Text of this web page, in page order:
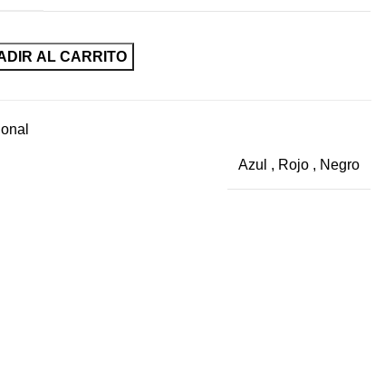
AL CARRITO
Azul , Rojo , Negro